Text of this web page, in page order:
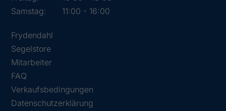
Samstag:
11:00 - 16:00
Frydendahl
Segelstore
Mitarbeiter
FAQ
Verkaufsbedingungen
Datenschutzerklärung